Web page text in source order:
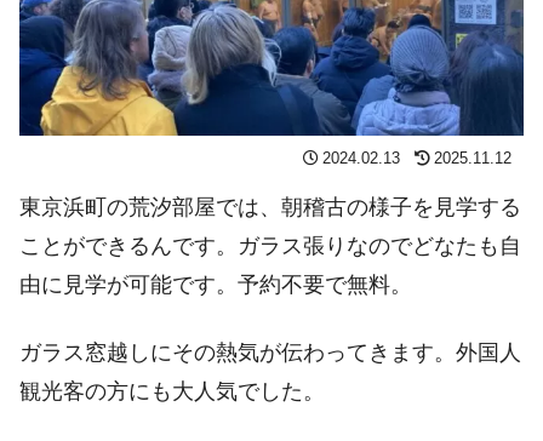
2024.02.13 2025.11.12
東京浜町の荒汐部屋では、朝稽古の様子を見学する
ことができるんです。ガラス張りなのでどなたも自
由に見学が可能です。予約不要で無料。
ガラス窓越しにその熱気が伝わってきます。外国人
観光客の方にも大人気でした。